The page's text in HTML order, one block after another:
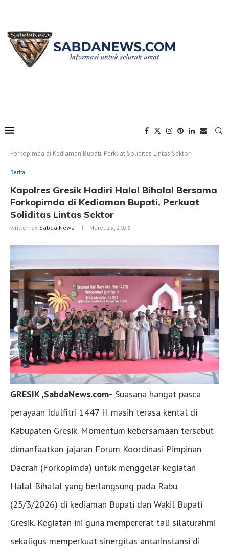
Forkopimda di Kediaman Bupati, Perkuat Soliditas Lintas Sektor
Berita
Kapolres Gresik Hadiri Halal Bihalal Bersama
Forkopimda di Kediaman Bupati, Perkuat
Soliditas Lintas Sektor
written by Sabda News Maret 25, 2026
GRESIK ,SabdaNews.com- Suasana hangat pasca
perayaan Idulfitri 1447 H masih terasa kental di
Kabupaten Gresik. Momentum kebersamaan tersebut
dimanfaatkan jajaran Forum Koordinasi Pimpinan
Daerah (Forkopimda) untuk menggelar kegiatan
Halal Bihalal yang berlangsung pada Rabu
(25/3/2026) di kediaman Bupati dan Wakil Bupati
Gresik. Kegiatan ini guna mempererat tali silaturahmi
sekaligus memperkuat sinergitas antarinstansi di